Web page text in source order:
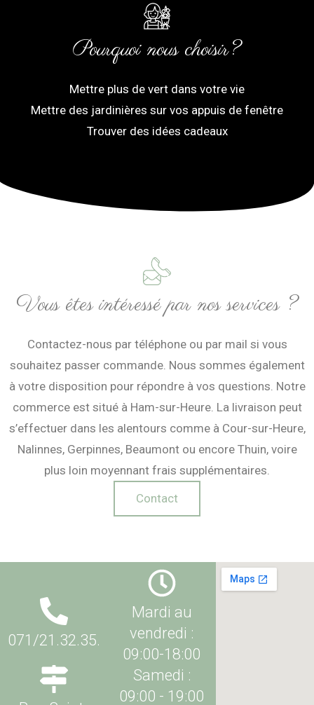
Pourquoi nous choisir?
Mettre plus de vert dans votre vie
Mettre des jardinières sur vos appuis de fenêtre
Trouver des idées cadeaux
Vous êtes intéressé par nos services ?
Contactez-nous par téléphone ou par mail si vous
souhaitez passer commande. Nous sommes également
à votre disposition pour répondre à vos questions. Notre
commerce est situé à Ham-sur-Heure. La livraison peut
s’effectuer dans les alentours comme à Cour-sur-Heure,
Nalinnes, Gerpinnes, Beaumont ou encore Thuin, voire
plus loin moyennant frais supplémentaires.
Contact
071/21.32.35.
Mardi au
vendredi :
09:00-18:00
Samedi :
09:00 - 19:00